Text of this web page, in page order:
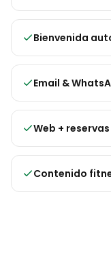
Bienvenida
Email &
Web + reservas
Contenido